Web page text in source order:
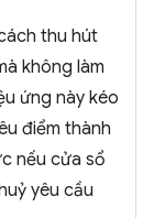
thu hút
không làm
ứng này kéo
điểm thành
nếu cửa sổ
yêu cầu